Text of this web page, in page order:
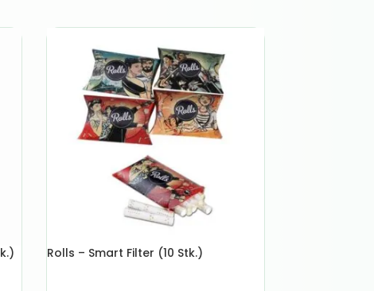
Rolls – Smart Filter (10 Stk.)